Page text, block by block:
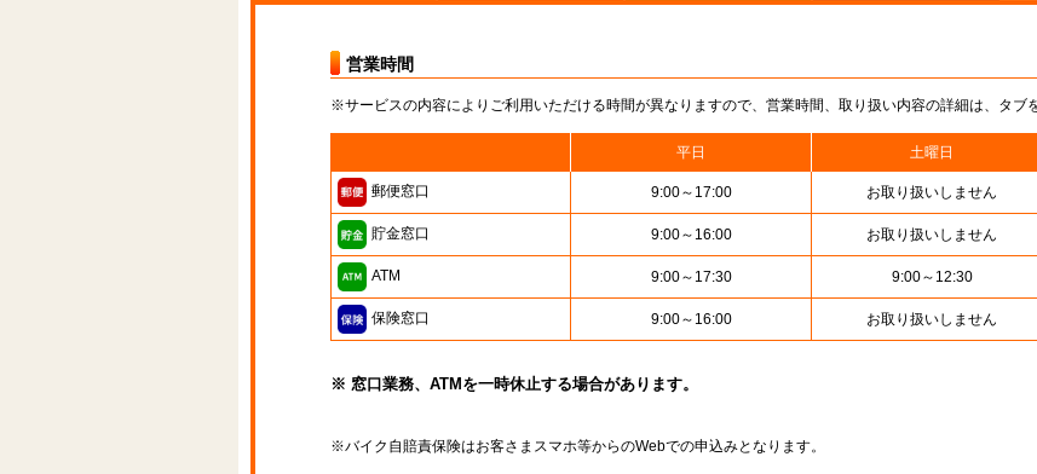
営業時間
※サービスの内容によりご利用いただける時間が異なりますので、営業時間、取り扱い内容の詳細は、タブ
平日 土曜日
郵便窓口 9:00～17:00 お取り扱いしません
貯金窓口 9:00～16:00 お取り扱いしません
ATM 9:00～17:30 9:00～12:30
保険窓口 9:00～16:00 お取り扱いしません
※ 窓口業務、ATMを一時休止する場合があります。
※バイク自賠責保険はお客さまスマホ等からのWebでの申込みとなります。